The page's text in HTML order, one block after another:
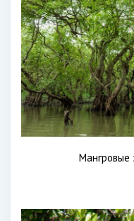
Мангровые